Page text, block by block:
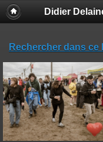
Didier
Rechercher dans ce